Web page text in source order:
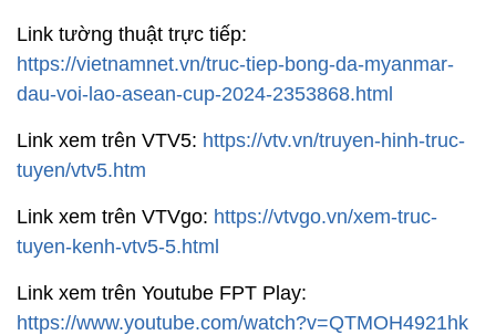
Link tường thuật trực tiếp:
https://vietnamnet.vn/truc-tiep-bong-da-myanmar-
dau-voi-lao-asean-cup-2024-2353868.html
Link xem trên VTV5: https://vtv.vn/truyen-hinh-truc-
tuyen/vtv5.htm
Link xem trên VTVgo: https://vtvgo.vn/xem-truc-
tuyen-kenh-vtv5-5.html
Link xem trên Youtube FPT Play:
https://www.youtube.com/watch?v=QTMOH4921hk